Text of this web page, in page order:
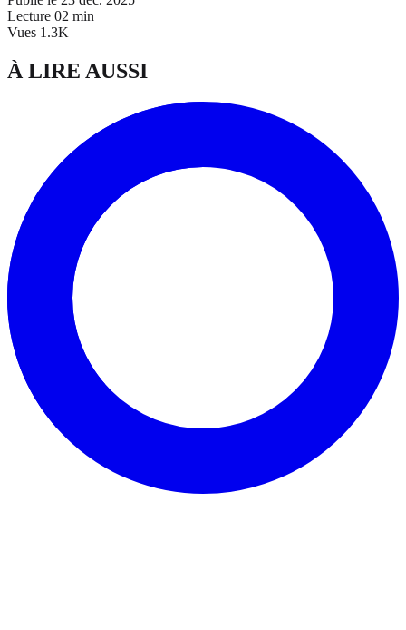
Lecture 02 min
Vues 1.3K
À LIRE AUSSI